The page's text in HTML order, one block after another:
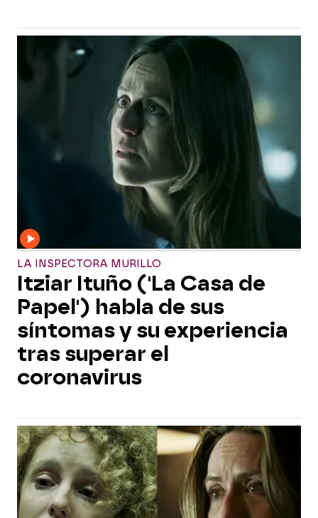
LA INSPECTORA MURILLO
Itziar Ituño ('La Casa de
Papel') habla de sus
síntomas y su experiencia
tras superar el
coronavirus